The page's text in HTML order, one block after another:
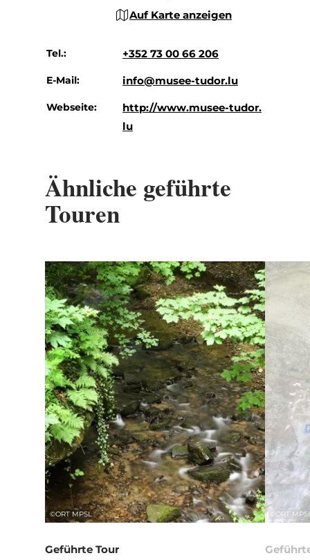
Auf Karte anzeigen
Tel.: +352 73 00 66 206
E-Mail: info@musee-tudor.lu
Webseite:
http://www.musee-tudor.
lu
Ähnliche geführte
Touren
©ORT MPSL
Geführte Tour
ORT